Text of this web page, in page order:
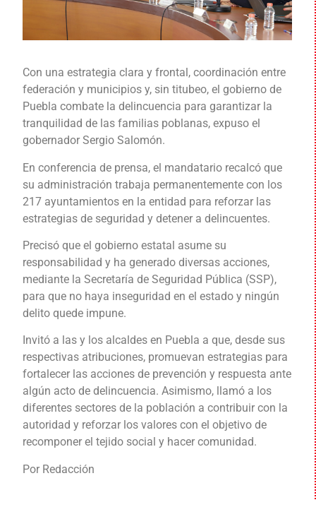
Con una estrategia clara y frontal, coordinación entre
federación y municipios y, sin titubeo, el gobierno de
Puebla combate la delincuencia para garantizar la
tranquilidad de las familias poblanas, expuso el
gobernador Sergio Salomón.
En conferencia de prensa, el mandatario recalcó que
su administración trabaja permanentemente con los
217 ayuntamientos en la entidad para reforzar las
estrategias de seguridad y detener a delincuentes.
Precisó que el gobierno estatal asume su
responsabilidad y ha generado diversas acciones,
mediante la Secretaría de Seguridad Pública (SSP),
para que no haya inseguridad en el estado y ningún
delito quede impune.
Invitó a las y los alcaldes en Puebla a que, desde sus
respectivas atribuciones, promuevan estrategias para
fortalecer las acciones de prevención y respuesta ante
algún acto de delincuencia. Asimismo, llamó a los
diferentes sectores de la población a contribuir con la
autoridad y reforzar los valores con el objetivo de
recomponer el tejido social y hacer comunidad.
Por Redacción